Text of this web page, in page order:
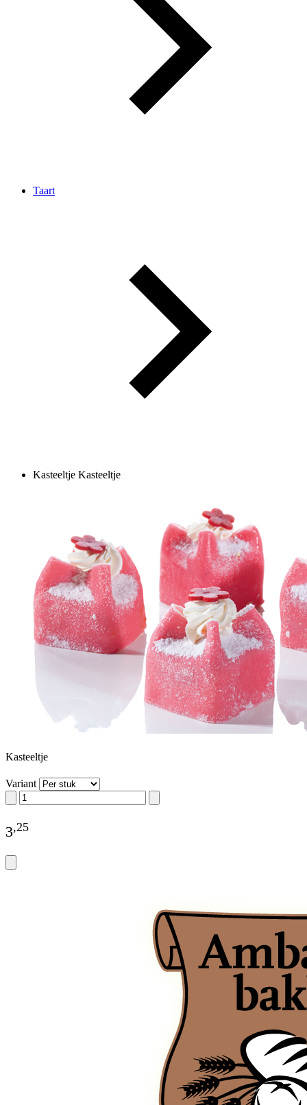
Taart
Kasteeltje Kasteeltje
Kasteeltje
Variant
3,25